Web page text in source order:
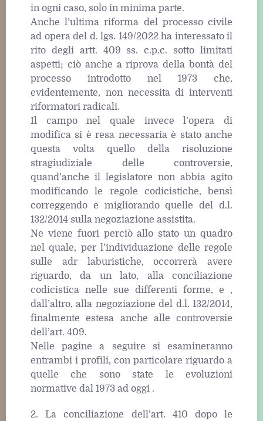
in ogni caso, solo in minima parte.
Anche l’ultima riforma del processo civile
ad opera del d. lgs. 149/2022 ha interessato il
rito degli artt. 409 ss. c.p.c. sotto limitati
aspetti; ciò anche a riprova della bontà del
processo introdotto nel 1973 che,
evidentemente, non necessita di interventi
riformatori radicali.
Il campo nel quale invece l’opera di
modifica si è resa necessaria è stato anche
questa volta quello della risoluzione
stragiudiziale delle controversie,
quand’anche il legislatore non abbia agito
modificando le regole codicistiche, bensì
correggendo e migliorando quelle del d.l.
132/2014 sulla negoziazione assistita.
Ne viene fuori perciò allo stato un quadro
nel quale, per l’individuazione delle regole
sulle adr laburistiche, occorrerà avere
riguardo, da un lato, alla conciliazione
codicistica nelle sue differenti forme, e ,
dall’altro, alla negoziazione del d.l. 132/2014,
finalmente estesa anche alle controversie
dell’art. 409.
Nelle pagine a seguire si esamineranno
entrambi i profili, con particolare riguardo a
quelle che sono state le evoluzioni
normative dal 1973 ad oggi .
2. La conciliazione dell’art. 410 dopo le